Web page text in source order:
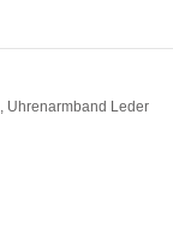
Uhrenarmband Leder